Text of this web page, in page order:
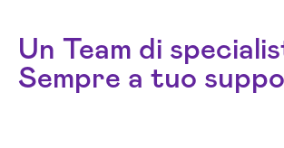
Un Team di
Sempre a tuo